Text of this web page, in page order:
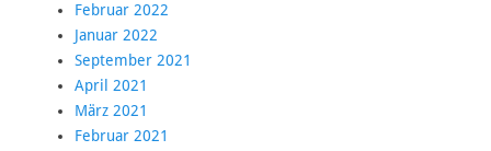
Februar 2022
Januar 2022
September 2021
April 2021
März 2021
Februar 2021